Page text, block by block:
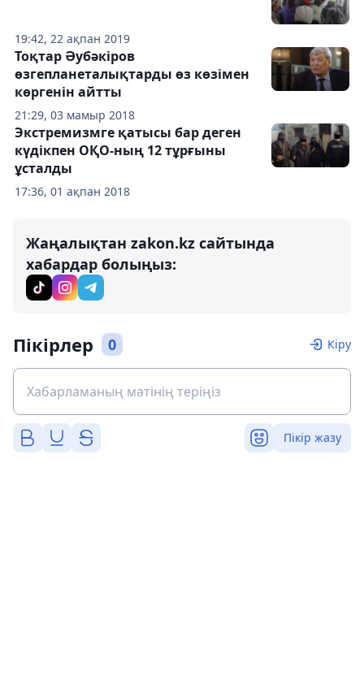
19:42, 22 ақпан 2019
21:29, 03 мамыр 2018
Тоқтар Әубәкіров
өзгепланеталықтарды өз көзімен
көргенін айтты
17:36, 01 ақпан 2018
Экстремизмге қатысы бар деген
күдікпен ОҚО-ның 12 тұрғыны
ұсталды
Жаңалықтан zakon.kz сайтында
хабардар болыңыз:
Пікірлер 0 Кіру
Пікір жазу